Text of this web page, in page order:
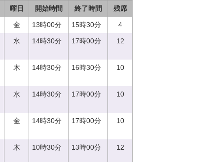
曜日 開始時間 終了時間 残席
金 13時00分 15時30分 4
水 14時30分 17時00分 12
木 14時30分 16時30分 10
水 14時30分 17時00分 10
金 14時30分 17時00分 10
木 10時30分 13時00分 12